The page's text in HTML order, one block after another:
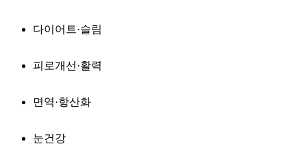
다이어트·슬림
피로개선·활력
면역·항산화
눈건강